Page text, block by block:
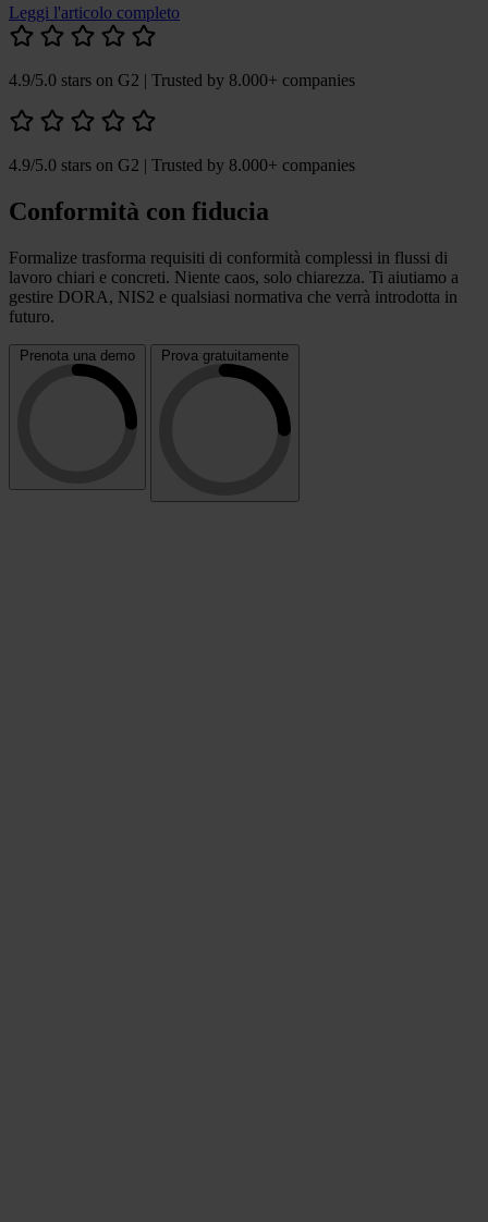
Leggi l'articolo completo
4.9/5.0 stars on G2 | Trusted by 8.000+ companies
4.9/5.0 stars on G2 | Trusted by 8.000+ companies
Conformità con fiducia
Formalize trasforma requisiti di conformità complessi in flussi di
lavoro chiari e concreti. Niente caos, solo chiarezza. Ti aiutiamo a
gestire DORA, NIS2 e qualsiasi normativa che verrà introdotta in
futuro.
Prenota una demo Prova gratuitamente